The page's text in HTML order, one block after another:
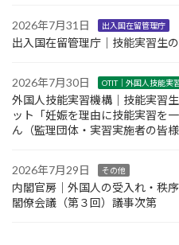
2026年7月31日 出入国在留管理庁
出入国在留管理庁｜技能実習生
2026年7月30日 OTIT｜外国人技能実
外国人技能実習機構｜技能実習
ット「妊娠を理由に技能実習を
ん（監理団体・実習実施者の皆
2026年7月29日 その他
内閣官房｜外国人の受入れ・秩
閣僚会議（第３回）議事次第